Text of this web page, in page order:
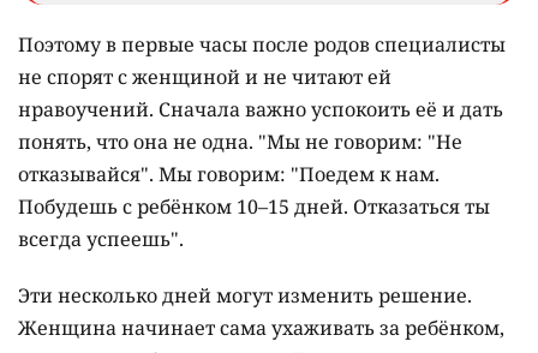
Поэтому в первые часы после родов специалисты
не спорят с женщиной и не читают ей
нравоучений. Сначала важно успокоить её и дать
понять, что она не одна. "Мы не говорим: "Не
отказывайся". Мы говорим: "Поедем к нам.
Побудешь с ребёнком 10–15 дней. Отказаться ты
всегда успеешь".
Эти несколько дней могут изменить решение.
Женщина начинает сама ухаживать за ребёнком,